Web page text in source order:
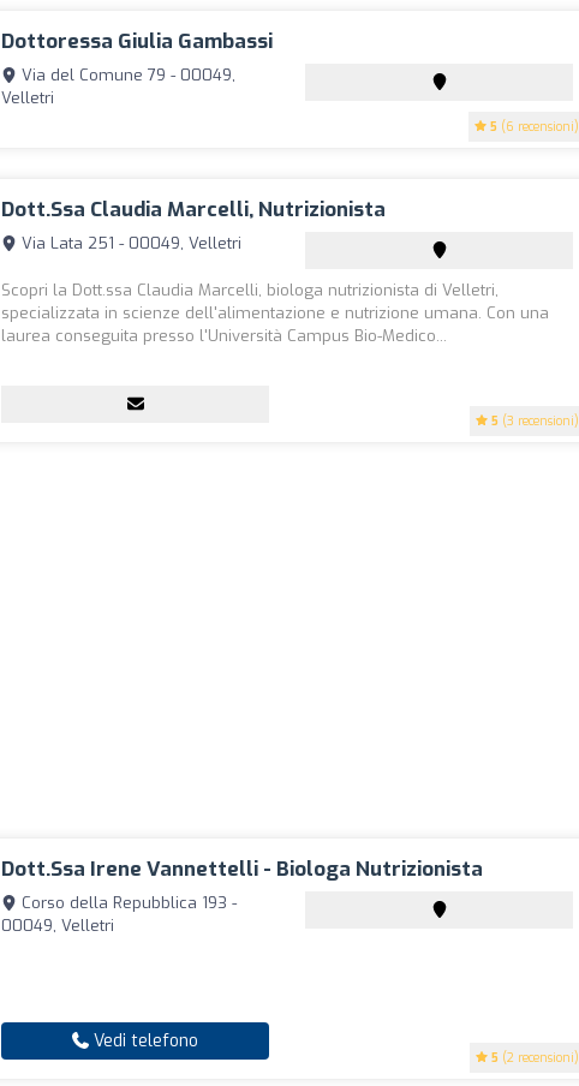
Dottoressa Giulia Gambassi
5 (6 recensioni)
Via del Comune 79 - 00049,
Velletri
Dott.ssa Claudia Marcelli, Nutrizionista
5 (3 recensioni)
Via Lata 251 - 00049, Velletri
Scopri la Dott.ssa Claudia Marcelli, biologa nutrizionista di Velletri,
specializzata in scienze dell'alimentazione e nutrizione umana. Con una
laurea conseguita presso l'Università Campus Bio-Medico...
Dott.ssa Irene Vannettelli - Biologa Nutrizionista
5 (2 recensioni)
Corso della Repubblica 193 -
00049, Velletri
Vedi telefono